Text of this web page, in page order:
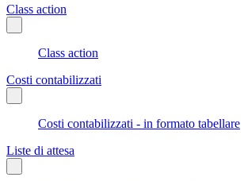
Class action
Class action
Costi contabilizzati
Costi contabilizzati - in formato tabellare
Liste di attesa